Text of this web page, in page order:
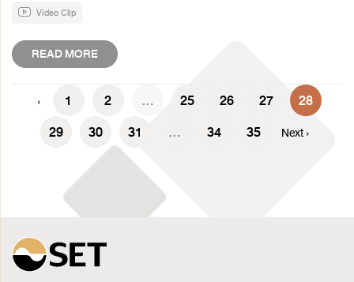
Video Clip
READ MORE
‹ 1 2 ... 25 26 27
28
29
30 31 ... 34 35 Next ›